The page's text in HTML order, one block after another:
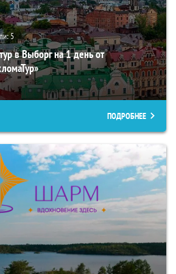
5
в Выборг на 1 день от
ПОДРОБНЕЕ